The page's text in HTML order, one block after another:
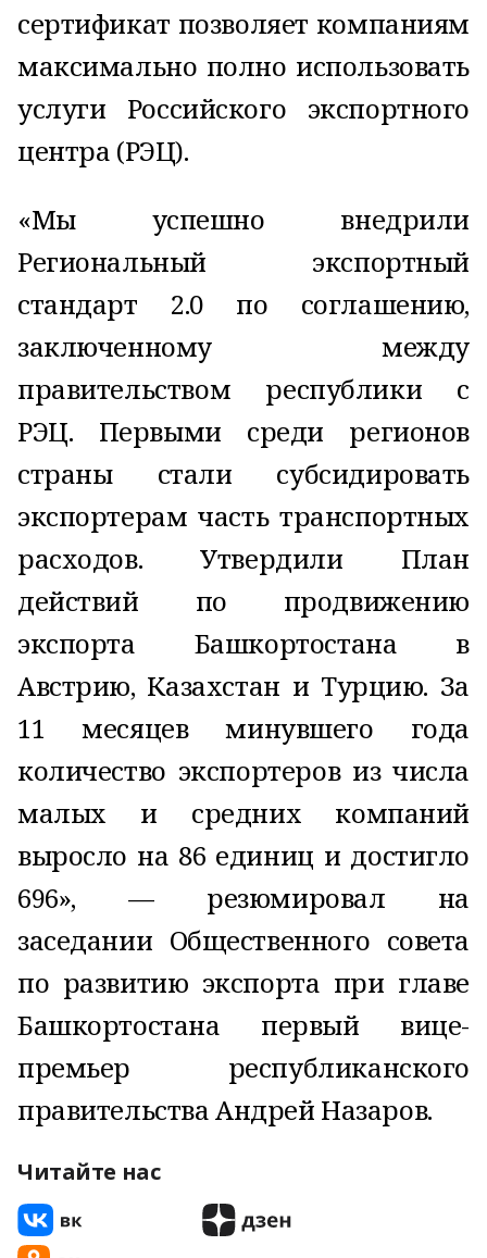
сертификат позволяет компаниям
максимально полно использовать
услуги Российского экспортного
центра (РЭЦ).
«Мы успешно внедрили
Региональный экспортный
стандарт 2.0 по соглашению,
заключенному между
правительством республики с
РЭЦ. Первыми среди регионов
страны стали субсидировать
экспортерам часть транспортных
расходов. Утвердили План
действий по продвижению
экспорта Башкортостана в
Австрию, Казахстан и Турцию. За
11 месяцев минувшего года
количество экспортеров из числа
малых и средних компаний
выросло на 86 единиц и достигло
696», — резюмировал на
заседании Общественного совета
по развитию экспорта при главе
Башкортостана первый вице-
премьер республиканского
правительства Андрей Назаров.
Читайте нас